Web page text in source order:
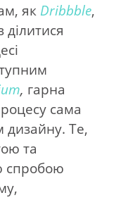
як Dribbble,
, гарна
сама
дизайну. Те,
та
спробою